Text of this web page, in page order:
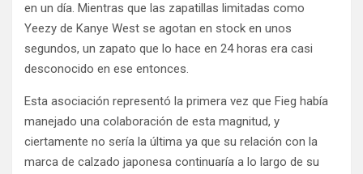
en un día. Mientras que las zapatillas limitadas como
Yeezy de Kanye West se agotan en stock en unos
segundos, un zapato que lo hace en 24 horas era casi
desconocido en ese entonces.
Esta asociación representó la primera vez que Fieg había
manejado una colaboración de esta magnitud, y
ciertamente no sería la última ya que su relación con la
marca de calzado japonesa continuaría a lo largo de su